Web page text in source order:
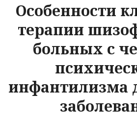
Особенности
терапии
больных с
инфантилизма